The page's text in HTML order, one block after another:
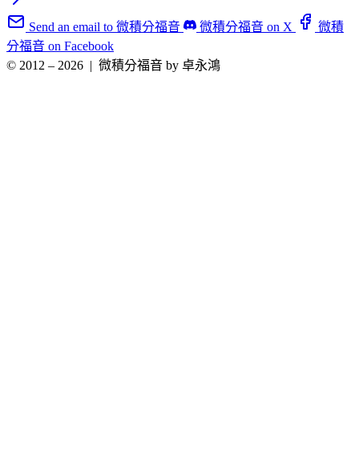
Send an email to 微積分福音 微積分福音 on X
微積
分福音 on Facebook
© 2012 – 2026 | 微積分福音 by 卓永鴻